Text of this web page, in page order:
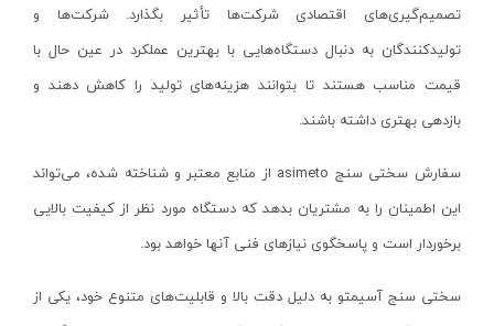
علف زن برقی
علف زن موتوری
اره نجاری
فارسی بر نجاری
سنباده زن نجاری
فرزهای نجاری
رنده‌های نجاری
ابزار سازان آریاوش- abzarsazan-aryavash
هزبرن-HEZBURN
مانو-MANO
کیوبریک-qbrIck
ایران کوب-iran kob
تصمیم‌گیری‌های اقتصادی شرکت‌ها تأثیر بگذارد. شرکت‌ها و
تولیدکنندگان به دنبال دستگاه‌هایی با بهترین عملکرد در عین حال با
قیمت مناسب هستند تا بتوانند هزینه‌های تولید را کاهش دهند و
بازدهی بهتری داشته باشند.
سفارش سختی سنج asimeto از منابع معتبر و شناخته شده، می‌تواند
این اطمینان را به مشتریان بدهد که دستگاه مورد نظر از کیفیت بالایی
برخوردار است و پاسخگوی نیازهای فنی آنها خواهد بود.
سختی سنج آسیمتو به دلیل دقت بالا و قابلیت‌های متنوع خود، یکی از